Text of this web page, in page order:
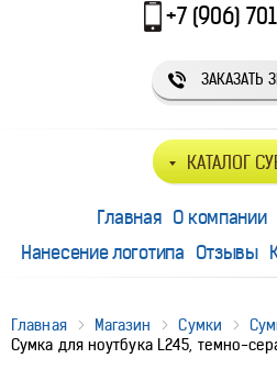
+7 (906)
ЗАКАЗАТЬ
КАТАЛОГ
Главная О компании
Нанесение логотипа Отзывы
Главная Магазин Сумки
Cумка для ноутбука L245, темно-